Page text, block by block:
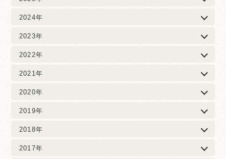
2024年
2023年
2022年
2021年
2020年
2019年
2018年
2017年